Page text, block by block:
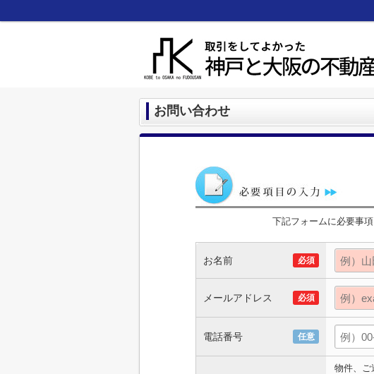
お問い合わせ
下記フォームに必要事
お名前 必須
メールアドレス 必須
電話番号 任意
物件、ご